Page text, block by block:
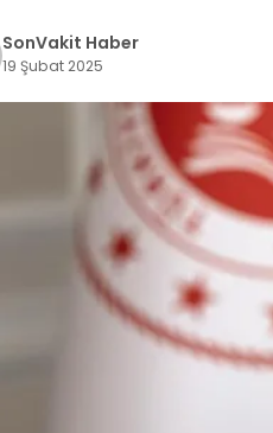
SonVakit Haber
19 Şubat 2025